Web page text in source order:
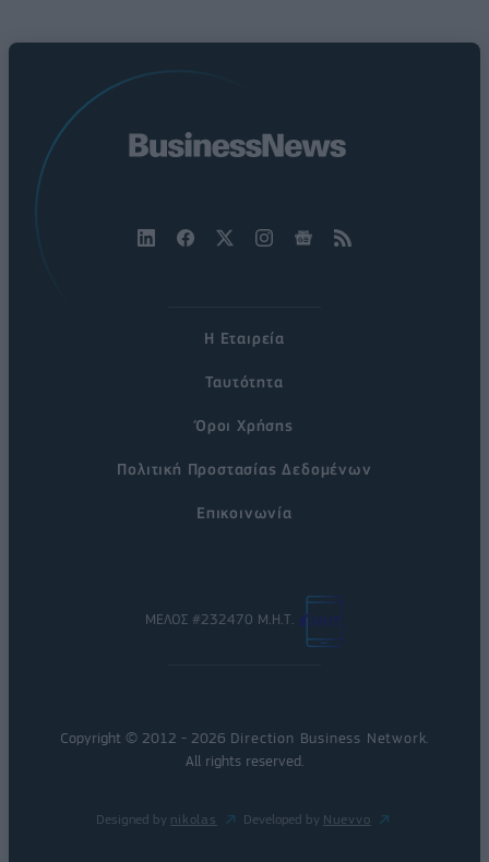
Η Εταιρεία
Ταυτότητα
Όροι Χρήσης
Πολιτική Προστασίας Δεδομένων
Επικοινωνία
ΜΕΛΟΣ #232470 Μ.Η.Τ.
Copyright © 2012 - 2026 Direction Business Network
All rights reserved.
Designed by nikolas Developed by Nuevvo